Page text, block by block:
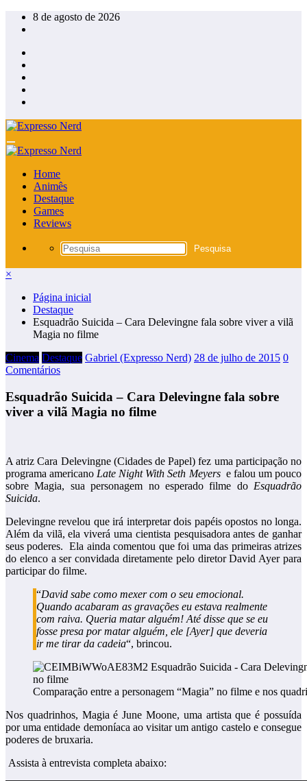
Pular
para
conteúdo
8 de agosto de 2026
Home
Animês
Destaque
Games
Reviews
×
Página inicial
Destaque
Esquadrão Suicida – Cara Delevingne fala sobre viver a vilã
Magia no filme
Cinema Destaque Gabriel (Expresso Nerd) 28 de julho de 2015 0
Comentários
Esquadrão Suicida – Cara Delevingne fala sobre
viver a vilã Magia no filme
A atriz Cara Delevingne (Cidades de Papel) fez uma participação no
programa americanoLate Night With Seth Meyerse falou um pouco
sobre Magia, sua personagem no esperado filme do Esquadrão
Suicida.
Delevingne revelou que irá interpretar dois papéis opostos no longa.
Além da vilã, ela viverá uma cientista pesquisadora antes de ganhar
seus poderes. Ela ainda comentou que foi uma das primeiras atrizes
do elenco a ser convidada diretamente pelo diretor David Ayer para
participar do filme.
“David sabe como mexer com o seu emocional.
Quando acabaram as gravações eu estava realmente
com raiva. Queria matar alguém! Até disse que se eu
fosse presa por matar alguém, ele [Ayer] que deveria
ir me tirar da cadeia“, brincou.
Comparação entre a personagem “Magia” no filme e nos
Nos quadrinhos, Magia é June Moone, uma artista que é possuída
por uma entidade demoníaca ao visitar um antigo castelo e consegue
poderes de bruxaria.
Assista à entrevista completa abaixo: